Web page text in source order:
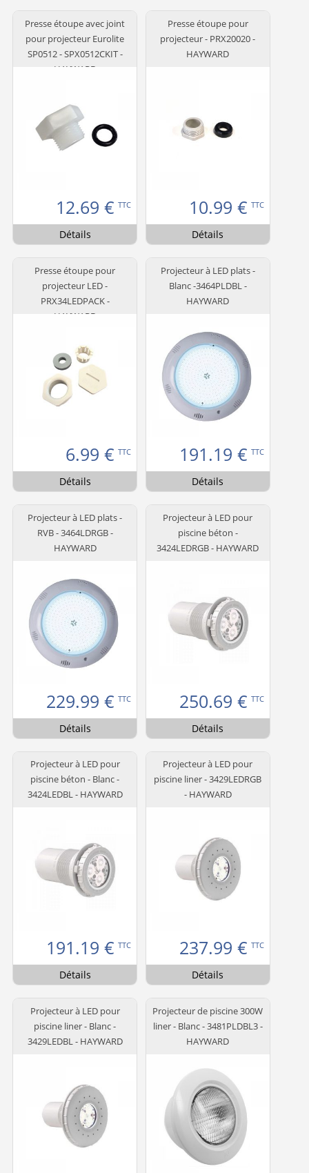
Presse étoupe avec joint
pour projecteur Eurolite
SP0512 - SPX0512CKIT -
HAYWARD
12.69 € TTC
Détails
Presse étoupe pour
projecteur - PRX20020 -
HAYWARD
10.99 € TTC
Détails
Presse étoupe pour
projecteur LED -
PRX34LEDPACK -
HAYWARD
6.99 € TTC
Détails
Projecteur à LED plats -
Blanc -3464PLDBL -
HAYWARD
191.19 € TTC
Détails
Projecteur à LED plats -
RVB - 3464LDRGB -
HAYWARD
229.99 € TTC
Détails
Projecteur à LED pour
piscine béton -
3424LEDRGB - HAYWARD
250.69 € TTC
Détails
Projecteur à LED pour
piscine béton - Blanc -
3424LEDBL - HAYWARD
191.19 € TTC
Détails
Projecteur à LED pour
piscine liner - 3429LEDRGB
- HAYWARD
237.99 € TTC
Détails
Projecteur à LED pour
piscine liner - Blanc -
3429LEDBL - HAYWARD
Projecteur de piscine 300W
liner - Blanc - 3481PLDBL3 -
HAYWARD